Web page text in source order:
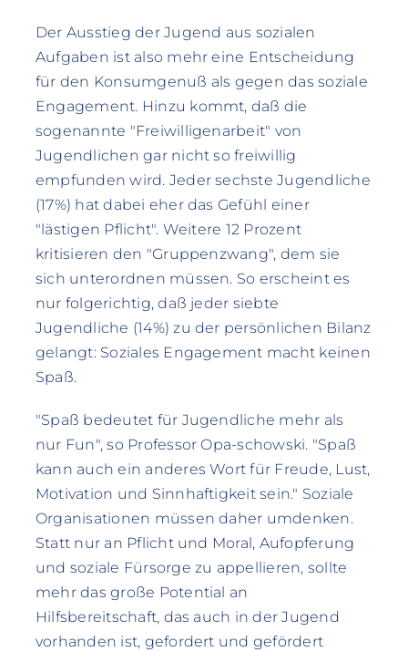
Der Ausstieg der Jugend aus sozialen
Aufgaben ist also mehr eine Entscheidung
für den Konsumgenuß als gegen das soziale
Engagement. Hinzu kommt, daß die
sogenannte "Freiwilligenarbeit" von
Jugendlichen gar nicht so freiwillig
empfunden wird. Jeder sechste Jugendliche
(17%) hat dabei eher das Gefühl einer
"lästigen Pflicht". Weitere 12 Prozent
kritisieren den "Gruppenzwang", dem sie
sich unterordnen müssen. So erscheint es
nur folgerichtig, daß jeder siebte
Jugendliche (14%) zu der persönlichen Bilanz
gelangt: Soziales Engagement macht keinen
Spaß.
"Spaß bedeutet für Jugendliche mehr als
nur Fun", so Professor Opa-schowski. "Spaß
kann auch ein anderes Wort für Freude, Lust,
Motivation und Sinnhaftigkeit sein." Soziale
Organisationen müssen daher umdenken.
Statt nur an Pflicht und Moral, Aufopferung
und soziale Fürsorge zu appellieren, sollte
mehr das große Potential an
Hilfsbereitschaft, das auch in der Jugend
vorhanden ist, gefordert und gefördert